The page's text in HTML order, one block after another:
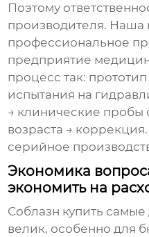
Поэтому
производителя. Наша
профессиональное
предприятие
процесс так:
испытания на
→ клинические пробы
возраста →
серийное
Экономика
экономить на
Соблазн купить
велик, особенно для